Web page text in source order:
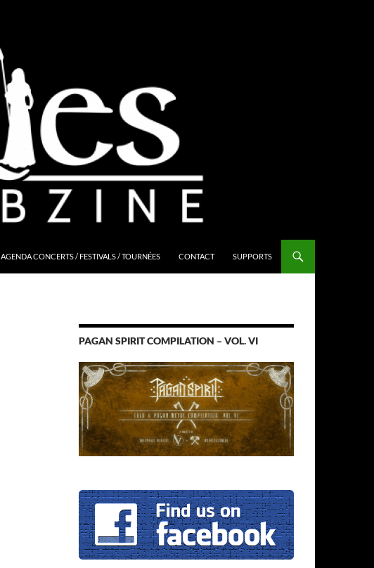
AGENDA CONCERTS / FESTIVALS / TOURNÉES CONTACT SUPPORTS
PAGAN SPIRIT COMPILATION – VOL. VI